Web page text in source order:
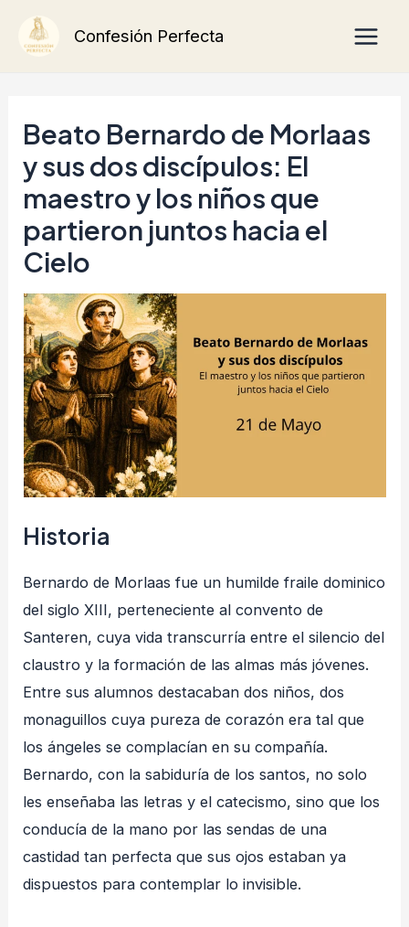
Confesión Perfecta
Beato Bernardo de Morlaas
y sus dos discípulos: El
maestro y los niños que
partieron juntos hacia el
Cielo
Historia
Bernardo de Morlaas fue un humilde fraile dominico
del siglo XIII, perteneciente al convento de
Santeren, cuya vida transcurría entre el silencio del
claustro y la formación de las almas más jóvenes.
Entre sus alumnos destacaban dos niños, dos
monaguillos cuya pureza de corazón era tal que
los ángeles se complacían en su compañía.
Bernardo, con la sabiduría de los santos, no solo
les enseñaba las letras y el catecismo, sino que los
conducía de la mano por las sendas de una
castidad tan perfecta que sus ojos estaban ya
dispuestos para contemplar lo invisible.